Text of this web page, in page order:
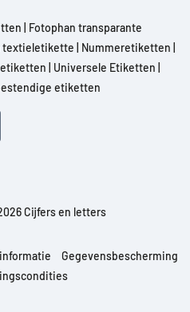
Fotophan transparante
textieletikette Nummeretiketten
Universele Etiketten
etiketten
Cijfers en letters
Gegevensbescherming